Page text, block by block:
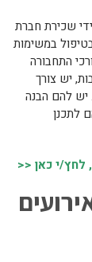
שכירת חברת
במשימות
התחבורה
יש צורך
יש להם הבנה
לתכנן
לחץ/י כאן <<